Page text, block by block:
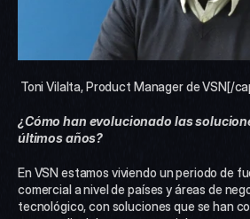
Toni Vilalta, Product Manager de VSN[/
¿Cómo han evolucionado las
últimos años?
En VSN estamos viviendo un periodo de
comercial a nivel de países y áreas de
tecnológico, con soluciones que se han